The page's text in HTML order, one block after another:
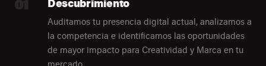
Descubrimiento
Auditamos tu presencia digital actual, analizamos a
la competencia e identificamos las oportunidades
de mayor impacto para Creatividad y Marca en tu